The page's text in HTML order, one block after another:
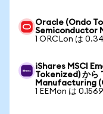
Oracle (Ondo
Semiconductor
1 ORCLon は
iShares MSCI
Tokenized) か
Manufacturing
1 EEMon は